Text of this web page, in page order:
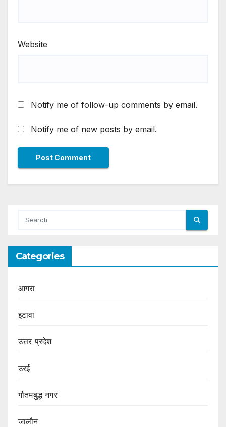
Website
Notify me of follow-up comments by email.
Notify me of new posts by email.
Categories
आगरा
इटावा
उत्तर प्रदेश
उरई
गौतमबुद्ध नगर
जालौन